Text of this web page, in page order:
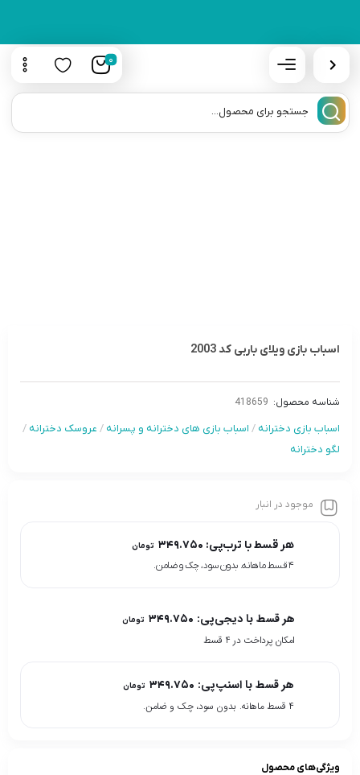
0
اسباب بازی ویلای باربی کد 2003
شناسه محصول: 418659
اسباب بازی دخترانه / اسباب بازی های دخترانه و پسرانه / عروسک دخترانه /
لگو دخترانه
موجود در انبار
هر قسط با ترب‌پی: ۳۴۹.۷۵۰ تومان
۴ قسط ماهانه. بدون سود، چک و ضامن.
هر قسط با دیجی‌پی: ۳۴۹.۷۵۰ تومان
امکان پرداخت در 4 قسط
هر قسط با اسنپ‌پی: ۳۴۹.۷۵۰ تومان
۴ قسط ماهانه. بدون سود، چک و ضامن.
ویژگی‌های محصول